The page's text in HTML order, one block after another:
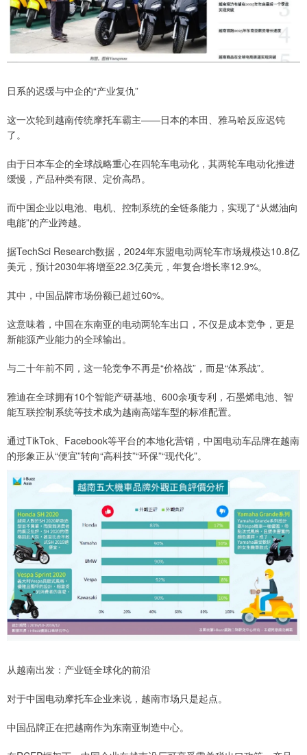
日系的迟缓与中企的“产业复仇”
这一次轮到越南传统摩托车霸主——日本的本田、雅马哈反应迟钝
了。
由于日本车企的全球战略重心在四轮车电动化，其两轮车电动化推进
缓慢，产品种类有限、定价高昂。
而中国企业以电池、电机、控制系统的全链条能力，实现了“从燃油向
电能”的产业跨越。
据TechSci Research数据，2024年东盟电动两轮车市场规模达10.8亿
美元，预计2030年将增至22.3亿美元，年复合增长率12.9%。
其中，中国品牌市场份额已超过60%。
这意味着，中国在东南亚的电动两轮车出口，不仅是成本竞争，更是
新能源产业能力的全球输出。
与二十年前不同，这一轮竞争不再是“价格战”，而是“体系战”。
雅迪在全球拥有10个智能产研基地、600余项专利，石墨烯电池、智
能互联控制系统等技术成为越南高端车型的标准配置。
通过TikTok、Facebook等平台的本地化营销，中国电动车品牌在越南
的形象正从“便宜”转向“高科技”“环保”“现代化”。
从越南出发：产业链全球化的前沿
对于中国电动摩托车企业来说，越南市场只是起点。
中国品牌正在把越南作为东南亚制造中心。